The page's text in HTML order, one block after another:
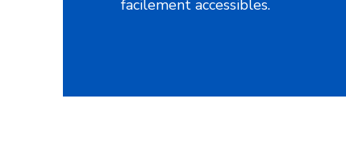
facilement accessibles.